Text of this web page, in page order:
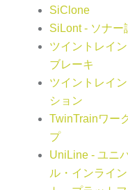
SiClone
SiLont - ソナー
ツイントレイ
ブレーキ
ツイントレイ
ション
TwinTrainワー
プ
UniLine - ユニ
ル・インライ